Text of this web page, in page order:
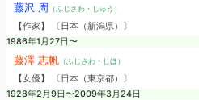
藤沢 周 （ふじさわ・しゅう）
【作家】 〔日本（新潟県）〕
1986年1月27日〜
藤澤 志帆（ふじさわ・しほ）
【女優】 〔日本（東京都）〕
1928年2月9日〜2009年3月24日